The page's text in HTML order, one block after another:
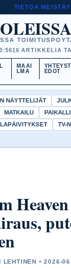
TIETOA MEISTÄ
16 ARTIKKELIA
MAAI
LMA
YHTEYSTI
EDOT
NÄYTTELIJÄT
MATKAILU
TV-
Heaven
• 2026-